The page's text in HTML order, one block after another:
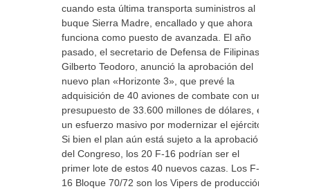
cuando esta última transporta suministros al
buque Sierra Madre, encallado y que ahora
funciona como puesto de avanzada. El año
pasado, el secretario de Defensa de Filipinas,
Gilberto Teodoro, anunció la aprobación del
nuevo plan «Horizonte 3», que prevé la
adquisición de 40 aviones de combate con un
presupuesto de 33.600 millones de dólares, en
un esfuerzo masivo por modernizar el ejército.
Si bien el plan aún está sujeto a la aprobación
del Congreso, los 20 F-16 podrían ser el
primer lote de estos 40 nuevos cazas. Los F-
16 Bloque 70/72 son los Vipers de producción